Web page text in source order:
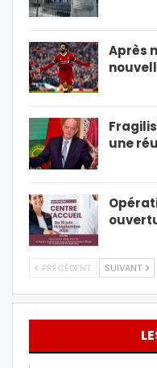
Après
une
PRÉCÉDENT SUIVANT